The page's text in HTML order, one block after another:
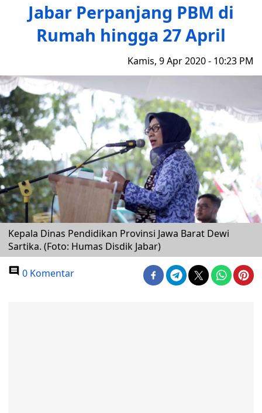
Jabar Perpanjang PBM di
Rumah hingga 27 April
Kamis, 9 Apr 2020 - 10:23 PM
Kepala Dinas Pendidikan Provinsi Jawa Barat Dewi
Sartika. (Foto: Humas Disdik Jabar)
0 Komentar